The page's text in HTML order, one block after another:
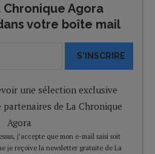
Chronique Agora
votre boîte mail
S'INSCRIRE
une sélection exclusive
de La Chronique
Agora
j’accepte que mon e-mail saisi soit
je reçoive la newsletter gratuite de La